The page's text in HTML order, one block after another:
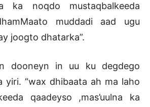
ka noqdo mustaqbalkeeda
muddadi aad ugu
joogto dhatarka”.
dooneyn in uu ku degdego
yiri. “wax dhibaata ah ma laho
qaadeyso ,mas’uulna ka